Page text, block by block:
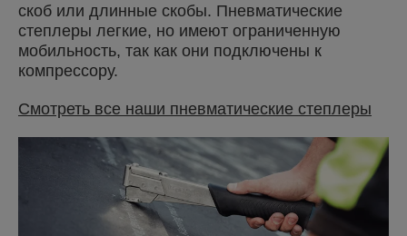
скоб или длинные скобы. Пневматические
степлеры легкие, но имеют ограниченную
мобильность, так как они подключены к
компрессору.
Смотреть все наши пневматические степлеры